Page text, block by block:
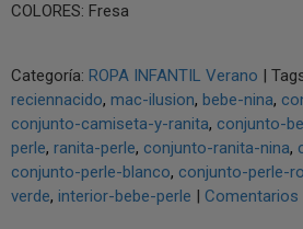
COLORES: Fresa
Categoría: ROPA INFANTIL Verano |
reciennacido mac-ilusion bebe-nina
conjunto-camiseta-y-ranita conjunto-
perle ranita-perle conjunto-ranita-nina
conjunto-perle-blanco conjunto-perle-
verde interior-bebe-perle | Comentarios